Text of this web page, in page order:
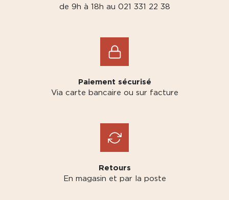
de 9h à 18h au 021 331 22 38
Paiement sécurisé
Via carte bancaire ou sur facture
Retours
En magasin et par la poste